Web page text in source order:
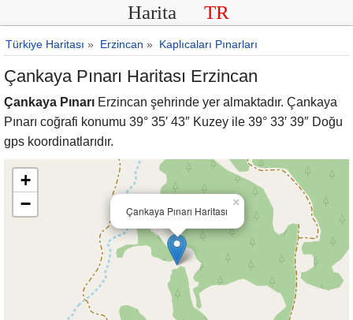
Harita TR
Türkiye Haritası » Erzincan » Kaplıcaları Pınarları
Çankaya Pınarı Haritası Erzincan
Çankaya Pınarı Erzincan şehrinde yer almaktadır. Çankaya
Pınarı coğrafi konumu 39° 35′ 43″ Kuzey ile 39° 33′ 39″ Doğu
gps koordinatlarıdır.
Çankaya Pınarı Haritası
×
+
−